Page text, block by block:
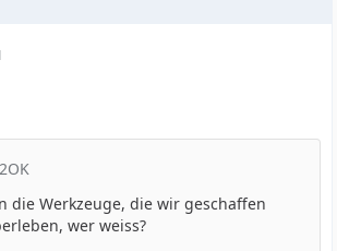
die Werkzeuge, die wir geschaffen
wer weiss?